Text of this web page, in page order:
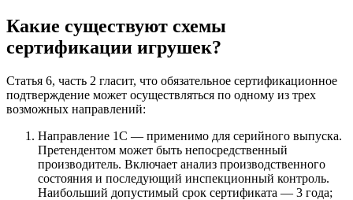
Какие существуют схемы
сертификации игрушек?
Статья 6, часть 2 гласит, что обязательное сертификационное
подтверждение может осуществляться по одному из трех
возможных направлений:
Направление 1C — применимо для серийного выпуска.
Претендентом может быть непосредственный
производитель. Включает анализ производственного
состояния и последующий инспекционный контроль.
Наибольший допустимый срок сертификата — 3 года;